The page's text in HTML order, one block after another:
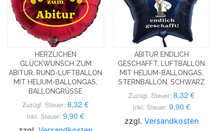
HERZLICHEN
GLÜCKWUNSCH ZUM
ABITUR, RUND-LUFTBALLON
MIT HELIUM-BALLONGAS,
BALLONGRÜSSE
Zuzügl. Steuer: 8,32 €
Inkl. Steuer: 9,90 €
ABITUR ENDLICH
GESCHAFFT, LUFTBALLON
MIT HELIUM-BALLONGAS,
STERNBALLON, SCHWARZ
Zuzügl. Steuer: 8,32 €
Inkl. Steuer: 9,90 €
zzgl. Versandkosten